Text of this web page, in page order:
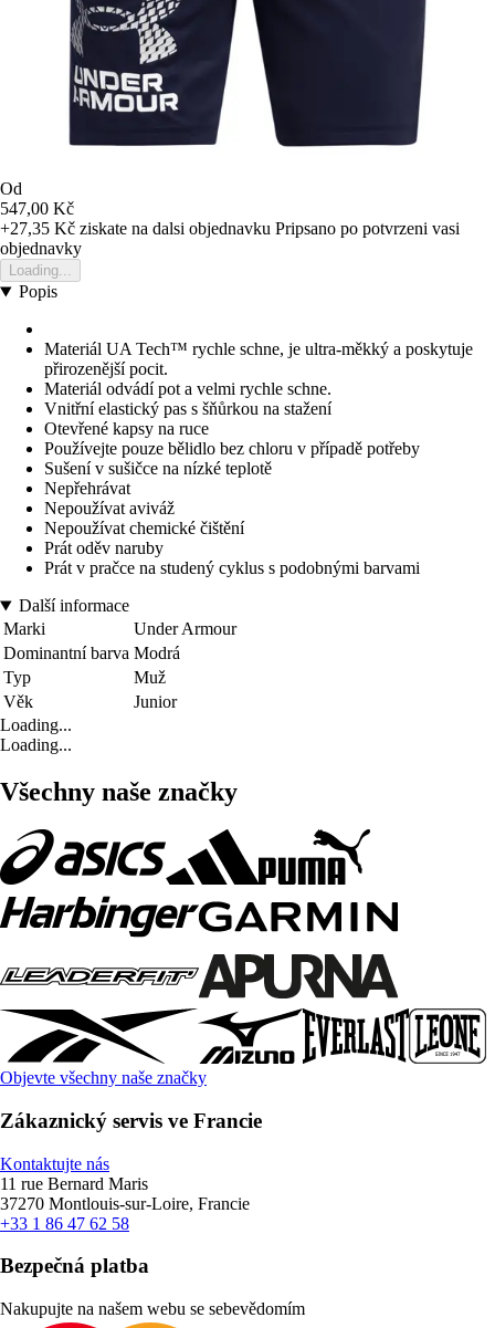
Od
547,00 Kč
+27,35 Kč ziskate na dalsi objednavku Pripsano po potvrzeni vasi
objednavky
Loading...
Popis
Materiál UA Tech™ rychle schne, je ultra-měkký a poskytuje
přirozenější pocit.
Materiál odvádí pot a velmi rychle schne.
Vnitřní elastický pas s šňůrkou na stažení
Otevřené kapsy na ruce
Používejte pouze bělidlo bez chloru v případě potřeby
Sušení v sušičce na nízké teplotě
Nepřehrávat
Nepoužívat aviváž
Nepoužívat chemické čištění
Prát oděv naruby
Prát v pračce na studený cyklus s podobnými barvami
Další informace
Marki
Under Armour
Dominantní barva Modrá
Typ
Muž
Věk
Junior
Loading...
Loading...
Všechny naše značky
Objevte všechny naše značky
Zákaznický servis ve Francie
Kontaktujte nás
11 rue Bernard Maris
37270 Montlouis-sur-Loire, Francie
+33 1 86 47 62 58
Bezpečná platba
Nakupujte na našem webu se sebevědomím